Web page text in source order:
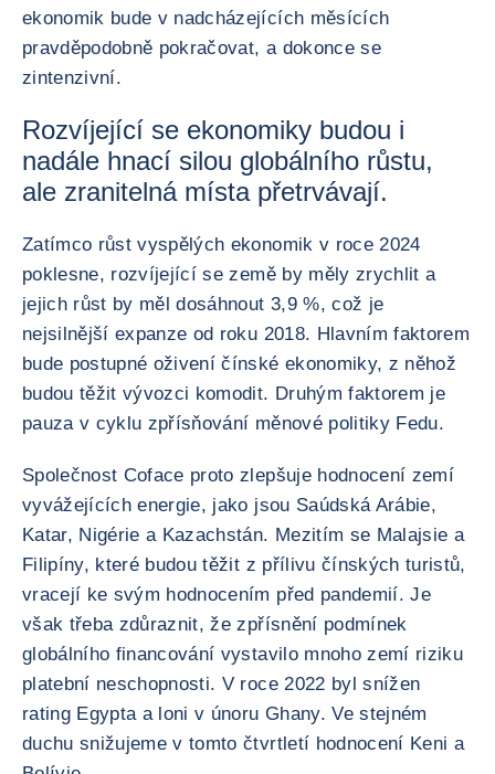
ekonomik bude v nadcházejících měsících
pravděpodobně pokračovat, a dokonce se
zintenzivní.
Rozvíjející se ekonomiky budou i
nadále hnací silou globálního růstu,
ale zranitelná místa přetrvávají.
Zatímco růst vyspělých ekonomik v roce 2024
poklesne, rozvíjející se země by měly zrychlit a
jejich růst by měl dosáhnout 3,9 %, což je
nejsilnější expanze od roku 2018. Hlavním faktorem
bude postupné oživení čínské ekonomiky, z něhož
budou těžit vývozci komodit. Druhým faktorem je
pauza v cyklu zpřísňování měnové politiky Fedu.
Společnost Coface proto zlepšuje hodnocení zemí
vyvážejících energie, jako jsou Saúdská Arábie,
Katar, Nigérie a Kazachstán. Mezitím se Malajsie a
Filipíny, které budou těžit z přílivu čínských turistů,
vracejí ke svým hodnocením před pandemií. Je
však třeba zdůraznit, že zpřísnění podmínek
globálního financování vystavilo mnoho zemí riziku
platební neschopnosti. V roce 2022 byl snížen
rating Egypta a loni v únoru Ghany. Ve stejném
duchu snižujeme v tomto čtvrtletí hodnocení Keni a